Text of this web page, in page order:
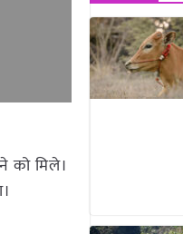
को मिले।